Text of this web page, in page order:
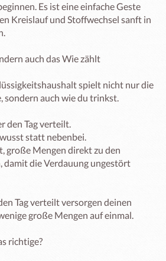
Es ist eine einfache Geste
Kreislauf und Stoffwechsel sanft in
auch das Wie zählt
spielt nicht nur die
sondern auch wie du trinkst.
den Tag verteilt.
statt nebenbei.
große Mengen direkt zu den
damit die Verdauung ungestört
Tag verteilt versorgen deinen
große Mengen auf einmal.
richtige?